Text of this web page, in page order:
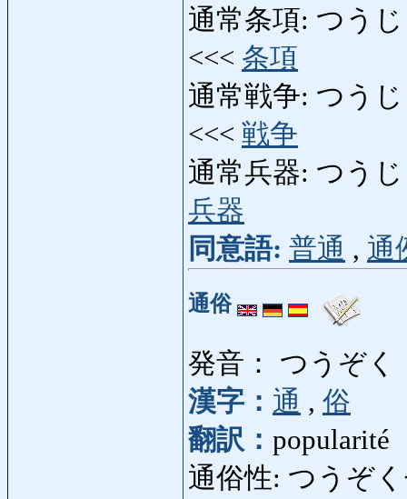
通常条項: つう
<<< 条項
通常戦争: つう
<<< 戦争
通常兵器: つう
兵器
同意語: 普通 , 通
通俗
発音： つうぞく
漢字： 通 , 俗
翻訳： popularité
通俗性: つうぞ